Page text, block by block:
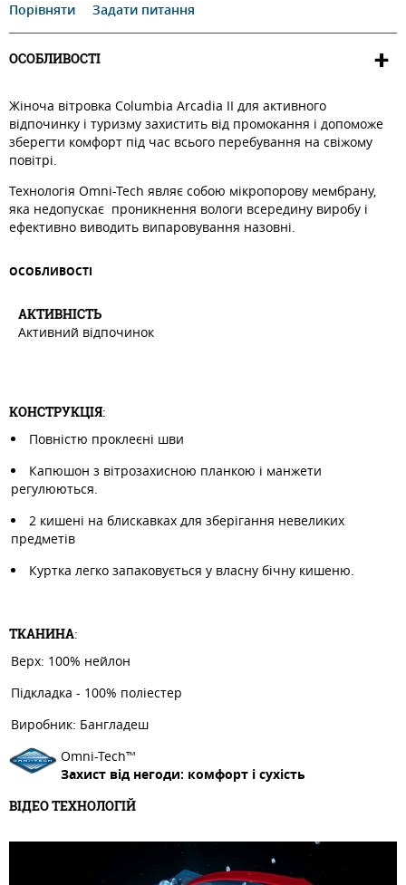
Порівняти Задати питання
ОСОБЛИВОСТІ
Жіноча вітровка Columbia Arcadia II для активного
відпочинку і туризму захистить від промокання і допоможе
зберегти комфорт під час всього перебування на свіжому
повітрі.
Технологія Omni-Tech являє собою мікропорову мембрану,
яка недопускає проникнення вологи всередину виробу і
ефективно виводить випаровування назовні.
ОСОБЛИВОСТI
АКТИВНIСТЬ
Активний відпочинок
КОНСТРУКЦІЯ:
Повністю проклеєні шви
Капюшон з вітрозахисною планкою і манжети
регулюються.
2 кишені на блискавках для зберігання невеликих
предметів
Куртка легко запаковується у власну бічну кишеню.​
ТКАНИНА:
Верх: 100% нейлон
Підкладка - 100% поліестер
Виробник: Бангладеш
Omni-Tech™
Захист від негоди: комфорт і сухість
ВІДЕО ТЕХНОЛОГІЙ